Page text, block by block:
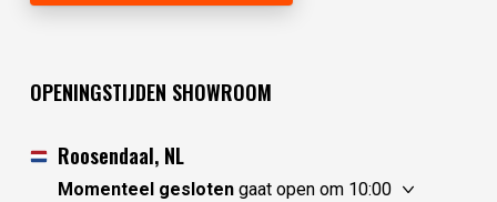
OPENINGSTIJDEN SHOWROOM
Roosendaal, NL
Momenteel geslotengaat open om 10:00